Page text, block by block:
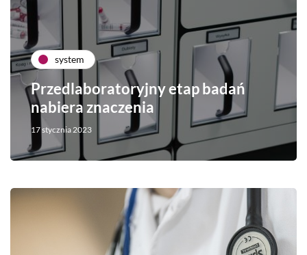
system
Przedlaboratoryjny etap badań
nabiera znaczenia
17 stycznia 2023